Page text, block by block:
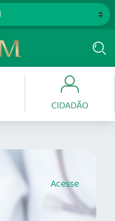
CIDADÃO
Acesse